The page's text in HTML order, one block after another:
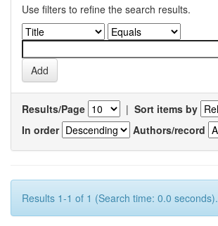
Use filters to refine the search results.
Results/Page | Sort items by
In order
Authors/record
Results 1-1 of 1 (Search time: 0.0 seconds).